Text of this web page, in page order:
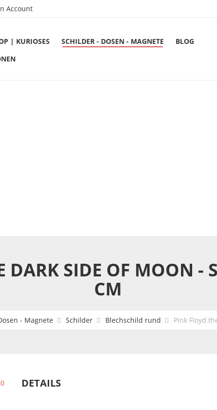
Account
| KURIOSES SCHILDER - DOSEN - MAGNETE
BLOG
DARK SIDE OF MOON -
CM
- Magnete Schilder Blechschild rund Pink Floyd
DETAILS